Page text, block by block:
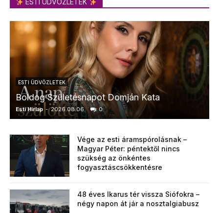
ESTI ÜDVÖZLETEK
ESTI ÜDVÖZLETEK
Boldog Születésnapot Domján Kata
Esti Hírlap - 2026.08.06. 0
Vége az esti áramspórolásnak –
Magyar Péter: péntektől nincs
szükség az önkéntes
fogyasztáscsökkentésre
48 éves Ikarus tér vissza Siófokra –
négy napon át jár a nosztalgiabusz